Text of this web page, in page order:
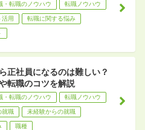
・転職のノウハウ 転職ノウハウ
活用 転職に関する悩み
正社員になるのは難しい？
転職のコツを解説
・転職のノウハウ 転職ノウハウ
就職 未経験からの就職
職種